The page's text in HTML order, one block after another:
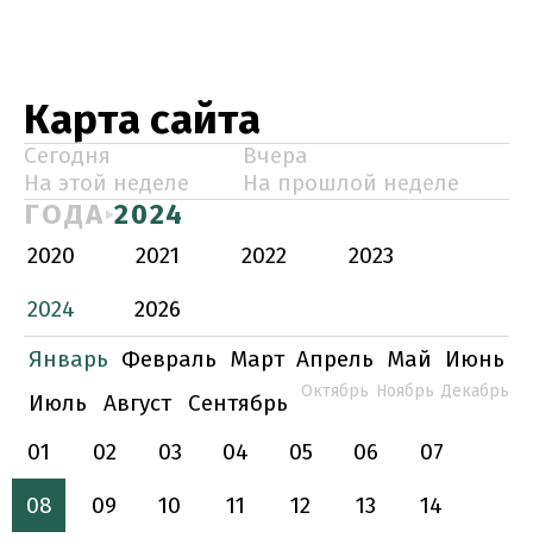
Карта сайта
Сегодня
Вчера
На этой неделе
На прошлой неделе
ГОДА 2024
2020 2021 2022
2023
2024
2026
Январь Февраль Март Апрель Май
Июнь
Июль
Август Сентябрь Октябрь Ноябрь Декабрь
01 02 03 04 05 06
07
08
09 10 11 12 13
14